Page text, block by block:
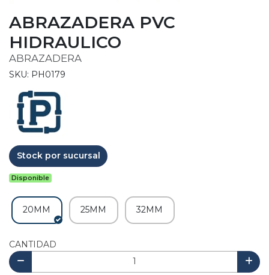
ABRAZADERA PVC
HIDRAULICO
ABRAZADERA
SKU: PH0179
Stock por sucursal
Disponible
20MM 25MM 32MM
CANTIDAD